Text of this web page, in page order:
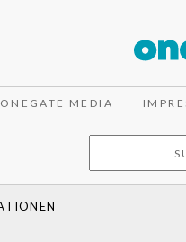
ONEGATE MEDIA